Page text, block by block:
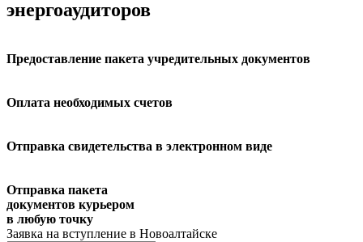
энергоаудиторов
Предоставление пакета учредительных документов
Оплата необходимых счетов
Отправка свидетельства в электронном виде
Отправка пакета
документов курьером
в любую точку ⁠
Заявка на вступление в Новоалтайске